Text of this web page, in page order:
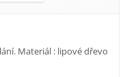
Materiál : lipové dřevo